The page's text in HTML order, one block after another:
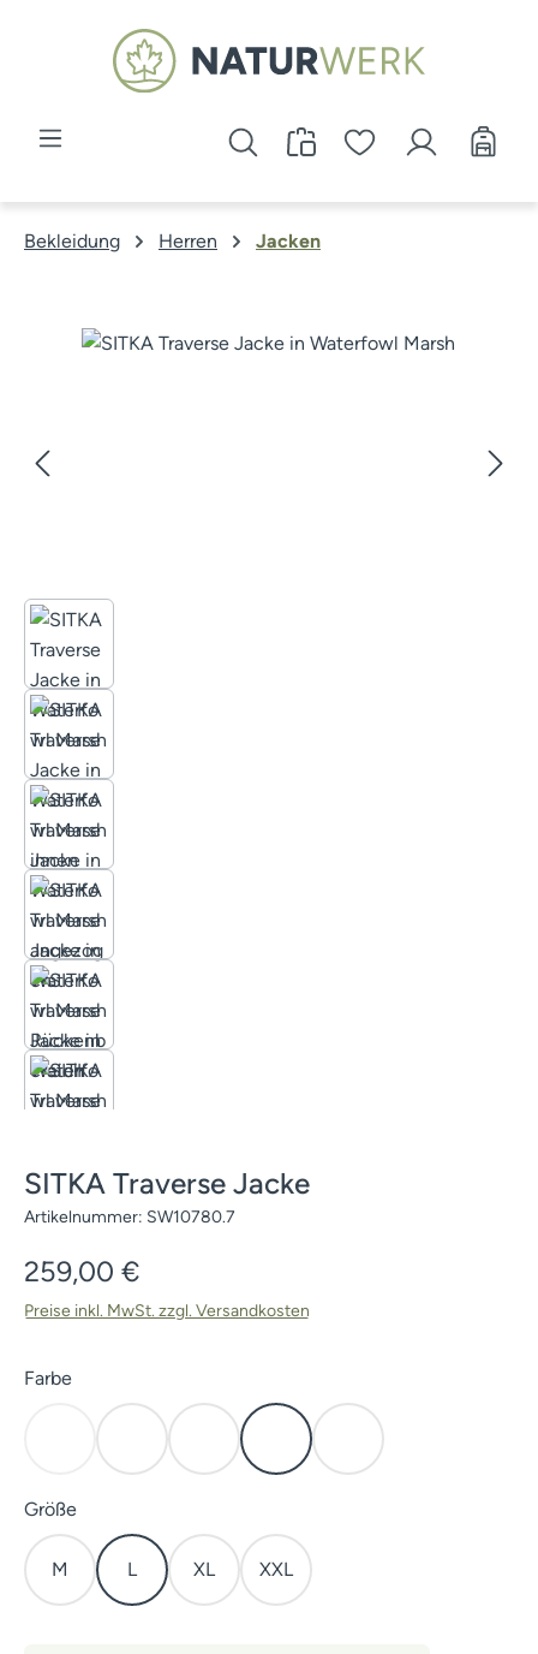
Zum Hauptinhalt springen
Bekleidung Herren Jacken
Bildergalerie überspringen
SITKA Traverse Jacke
Artikelnummer: SW10780.7
Regulärer Preis:
259,00 €
Preise inkl. MwSt. zzgl. Versandkosten
Farbeauswählen
Deep Lichen
(Diese Option ist zurzeit nicht verfügbar.)
Elevated II Subalpine Waterfowl MarshWaterfowl Timber
Größeauswählen
M L XL XXL